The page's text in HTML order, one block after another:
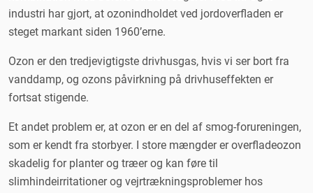
industri har gjort, at ozonindholdet ved jordoverfladen er
steget markant siden 1960’erne.
Ozon er den tredjevigtigste drivhusgas, hvis vi ser bort fra
vanddamp, og ozons påvirkning på drivhuseffekten er
fortsat stigende.
Et andet problem er, at ozon er en del af smog-forureningen,
som er kendt fra storbyer. I store mængder er overfladeozon
skadelig for planter og træer og kan føre til
slimhindeirritationer og vejrtrækningsproblemer hos